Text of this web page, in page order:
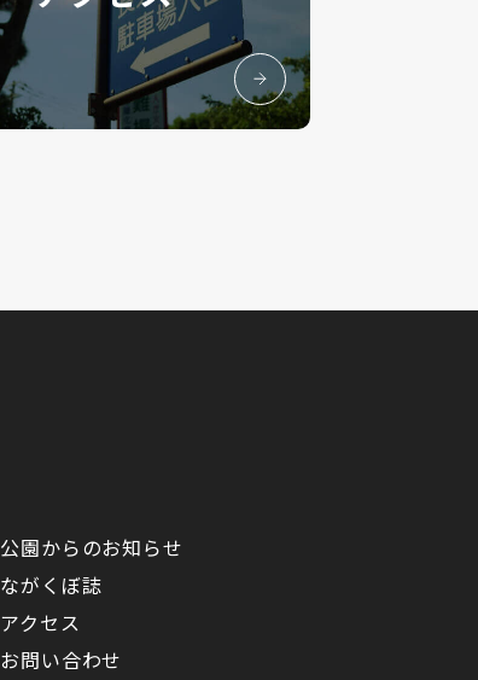
公園からのお知らせ
ながくぼ誌
アクセス
お問い合わせ